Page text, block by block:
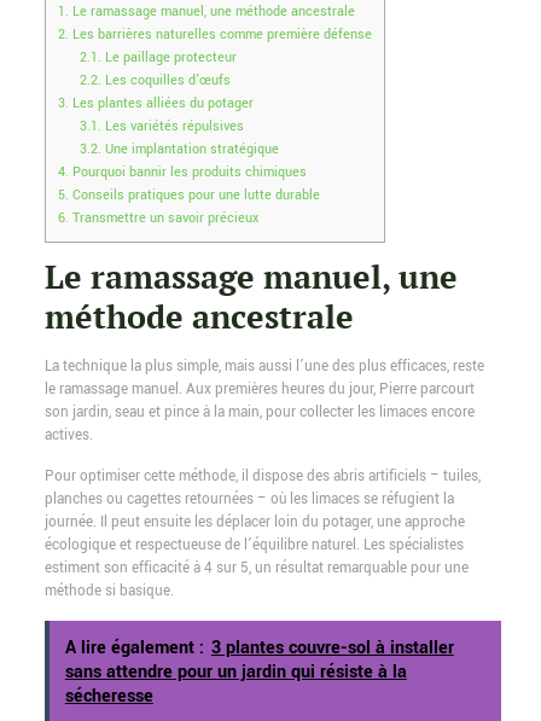
1. Le ramassage manuel, une méthode ancestrale
2. Les barrières naturelles comme première défense
2.1. Le paillage protecteur
2.2. Les coquilles d’œufs
3. Les plantes alliées du potager
3.1. Les variétés répulsives
3.2. Une implantation stratégique
4. Pourquoi bannir les produits chimiques
5. Conseils pratiques pour une lutte durable
6. Transmettre un savoir précieux
Le ramassage manuel, une
méthode ancestrale
La technique la plus simple, mais aussi l’une des plus efficaces, reste
le ramassage manuel. Aux premières heures du jour, Pierre parcourt
son jardin, seau et pince à la main, pour collecter les limaces encore
actives.
Pour optimiser cette méthode, il dispose des abris artificiels – tuiles,
planches ou cagettes retournées – où les limaces se réfugient la
journée. Il peut ensuite les déplacer loin du potager, une approche
écologique et respectueuse de l’équilibre naturel. Les spécialistes
estiment son efficacité à 4 sur 5, un résultat remarquable pour une
méthode si basique.
A lire également : 3 plantes couvre-sol à installer
sans attendre pour un jardin qui résiste à la
sécheresse